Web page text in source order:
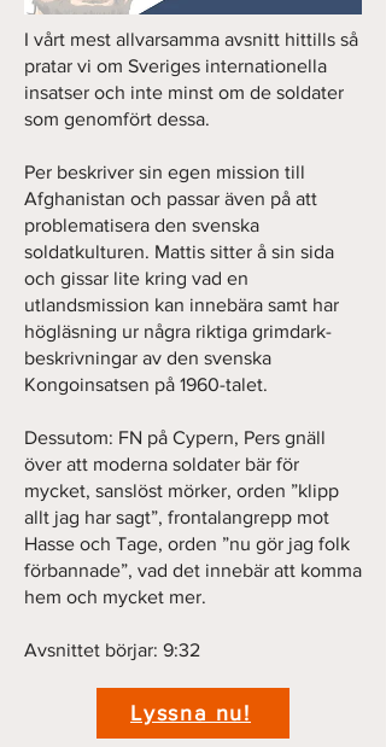
I vårt mest allvarsamma avsnitt hittills så
pratar vi om Sveriges internationella
insatser och inte minst om de soldater
som genomfört dessa.
Per beskriver sin egen mission till
Afghanistan och passar även på att
problematisera den svenska
soldatkulturen. Mattis sitter å sin sida
och gissar lite kring vad en
utlandsmission kan innebära samt har
högläsning ur några riktiga grimdark-
beskrivningar av den svenska
Kongoinsatsen på 1960-talet.
Dessutom: FN på Cypern, Pers gnäll
över att moderna soldater bär för
mycket, sanslöst mörker, orden ”klipp
allt jag har sagt”, frontalangrepp mot
Hasse och Tage, orden ”nu gör jag folk
förbannade”, vad det innebär att komma
hem och mycket mer.
Avsnittet börjar: 9:32
Lyssna nu!